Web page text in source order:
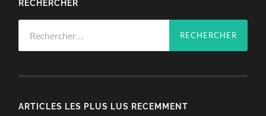
RECHERCHER
ARTICLES LES PLUS LUS RECEMMENT